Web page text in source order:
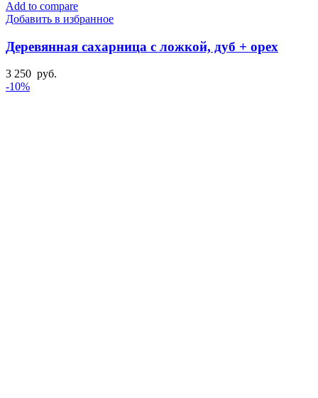
Add to compare
Добавить в избранное
Деревянная сахарница с ложкой, дуб + орех
3 250 руб.
-10%